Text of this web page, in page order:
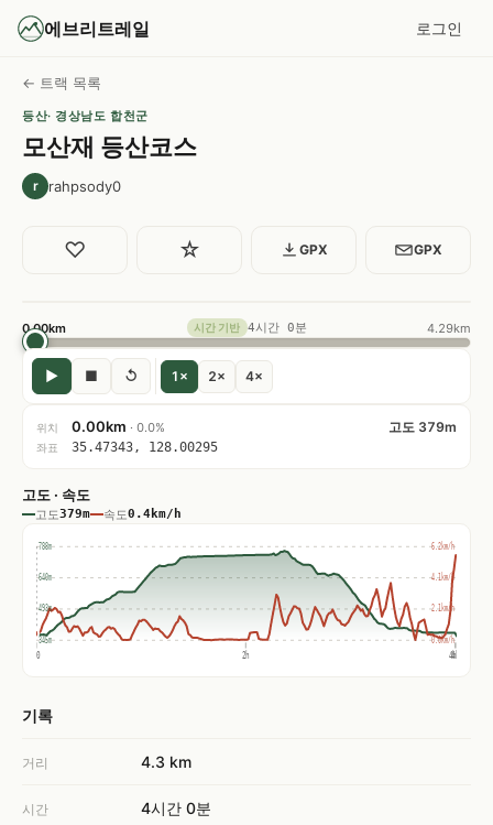
에브리트레일 로그인
← 트랙 목록
등산· 경상남도 합천군
모산재 등산코스
r rahpsody0
♡ ☆ GPX GPX
0.00km 시간 기반 4시간 0분 4.29km
▶ ■ ↺ 1× 2× 4×
위치 0.00km · 0.0% 고도 379m
좌표 35.47343, 128.00295
고도 · 속도
고도379m 속도0.4km/h
0 2h 4h
4h
788m
640m
493m
345m
6.2km/h
4.1km/h
2.1km/h
0.0km/h
기록
거리 4.3 km
시간 4시간 0분